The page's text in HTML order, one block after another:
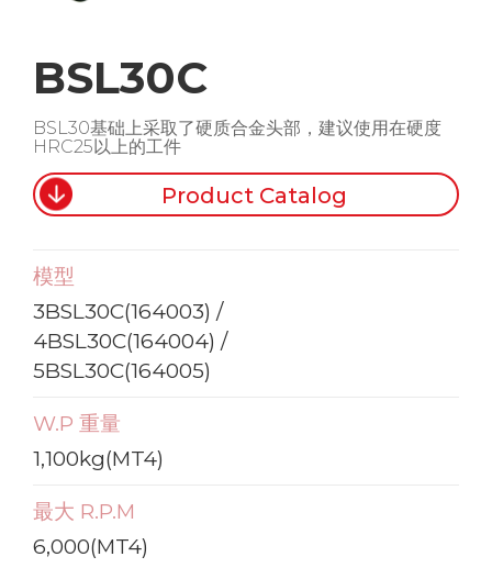
BSL30C
BSL30基础上采取了硬质合金头部，建议使用在硬度
HRC25以上的工件
Product Catalog
模型
3BSL30C(164003) /
4BSL30C(164004) /
5BSL30C(164005)
W.P 重量
1,100kg(MT4)
最大 R.P.M
6,000(MT4)